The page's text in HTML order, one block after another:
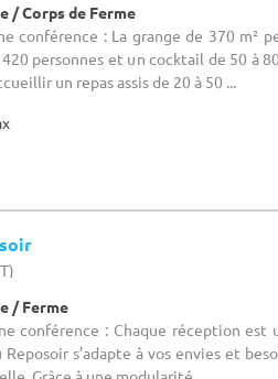
/ Corps de Ferme
conférence : La grange de 370 m²
420 personnes et un cocktail de 50 à
un repas assis de 20 à 50 ...
/ Ferme
conférence : Chaque réception est
s’adapte à vos envies et